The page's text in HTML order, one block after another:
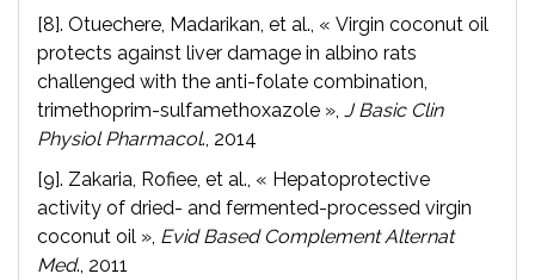
[8]. Otuechere, Madarikan, et al., « Virgin coconut oil
protects against liver damage in albino rats
challenged with the anti-folate combination,
trimethoprim-sulfamethoxazole », J Basic Clin
Physiol Pharmacol., 2014
[9]. Zakaria, Rofiee, et al., « Hepatoprotective
activity of dried- and fermented-processed virgin
coconut oil », Evid Based Complement Alternat
Med., 2011